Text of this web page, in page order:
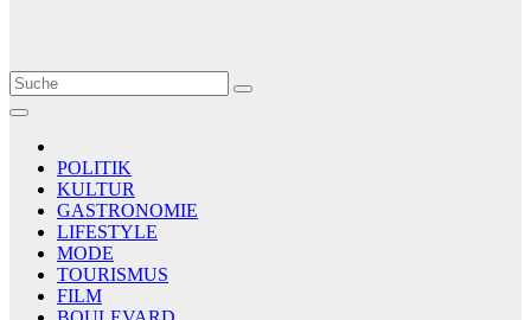
Le Matin
AGENCE DE PRESSE
POLITIK
KULTUR
GASTRONOMIE
LIFESTYLE
MODE
TOURISMUS
FILM